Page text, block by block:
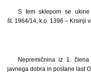
S tem sklepom se ukine
št. 1964/14, k.o. 1396 – Krsinji
Nepremičnina iz 1.
javnega dobra in postane last